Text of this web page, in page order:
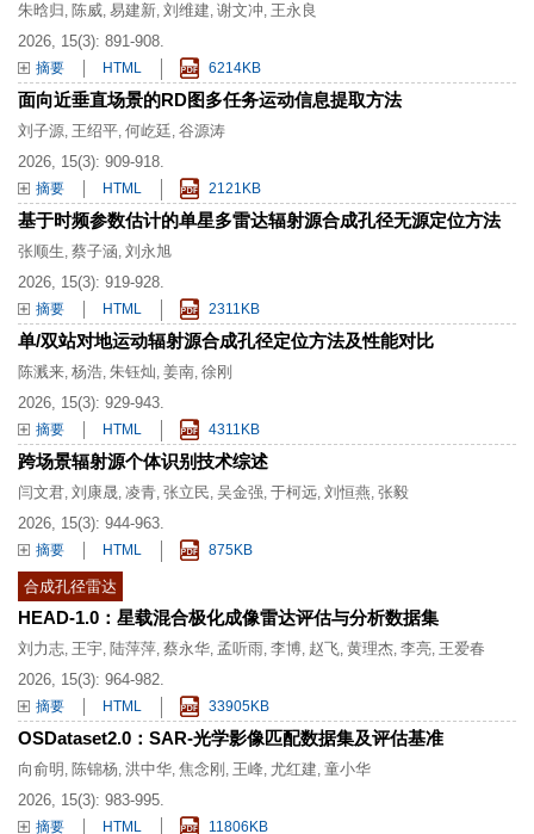
朱晗归, 陈威, 易建新, 刘维建, 谢文冲, 王永良
2026, 15(3): 891-908.
摘要 HTML 6214KB
面向近垂直场景的RD图多任务运动信息提取方法
刘子源, 王绍平, 何屹廷, 谷源涛
2026, 15(3): 909-918.
摘要 HTML 2121KB
基于时频参数估计的单星多雷达辐射源合成孔径无源定位方法
张顺生, 蔡子涵, 刘永旭
2026, 15(3): 919-928.
摘要 HTML 2311KB
单/双站对地运动辐射源合成孔径定位方法及性能对比
陈溅来, 杨浩, 朱钰灿, 姜南, 徐刚
2026, 15(3): 929-943.
摘要 HTML 4311KB
跨场景辐射源个体识别技术综述
闫文君, 刘康晟, 凌青, 张立民, 吴金强, 于柯远, 刘恒燕, 张毅
2026, 15(3): 944-963.
摘要 HTML 875KB
合成孔径雷达
HEAD-1.0：星载混合极化成像雷达评估与分析数据集
刘力志, 王宇, 陆萍萍, 蔡永华, 孟听雨, 李博, 赵飞, 黄理杰, 李亮, 王爱春
2026, 15(3): 964-982.
摘要 HTML 33905KB
OSDataset2.0：SAR-光学影像匹配数据集及评估基准
向俞明 , 陈锦杨, 洪中华, 焦念刚 , 王峰, 尤红建, 童小华
2026, 15(3): 983-995.
摘要 HTML 11806KB